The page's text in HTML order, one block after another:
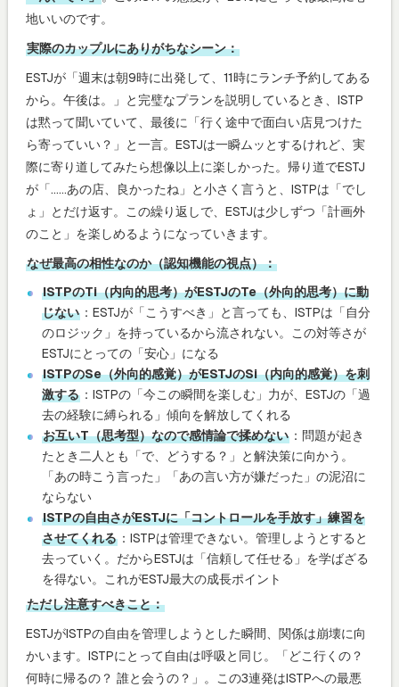
地いいのです。
実際のカップルにありがちなシーン：
ESTJが「週末は朝9時に出発して、11時にランチ予約してある
から。午後は。」と完璧なプランを説明しているとき、ISTP
は黙って聞いていて、最後に「行く途中で面白い店見つけた
ら寄っていい？」と一言。ESTJは一瞬ムッとするけれど、実
際に寄り道してみたら想像以上に楽しかった。帰り道でESTJ
が「……あの店、良かったね」と小さく言うと、ISTPは「でし
ょ」とだけ返す。この繰り返しで、ESTJは少しずつ「計画外
のこと」を楽しめるようになっていきます。
なぜ最高の相性なのか（認知機能の視点）：
ISTPのTi（内向的思考）がESTJのTe（外向的思考）に動
じない ：ESTJが「こうすべき」と言っても、ISTPは「自分
のロジック」を持っているから流されない。この対等さが
ESTJにとっての「安心」になる
ISTPのSe（外向的感覚）がESTJのSi（内向的感覚）を刺
激する ：ISTPの「今この瞬間を楽しむ」力が、ESTJの「過
去の経験に縛られる」傾向を解放してくれる
お互いT（思考型）なので感情論で揉めない ：問題が起き
たとき二人とも「で、どうする？」と解決策に向かう。
「あの時こう言った」「あの言い方が嫌だった」の泥沼に
ならない
ISTPの自由さがESTJに「コントロールを手放す」練習を
させてくれる ：ISTPは管理できない。管理しようとすると
去っていく。だからESTJは「信頼して任せる」を学ばざる
を得ない。これがESTJ最大の成長ポイント
ただし注意すべきこと：
ESTJがISTPの自由を管理しようとした瞬間、関係は崩壊に向
かいます。ISTPにとって自由は呼吸と同じ。「どこ行くの？
何時に帰るの？ 誰と会うの？」。この3連発はISTPへの最悪